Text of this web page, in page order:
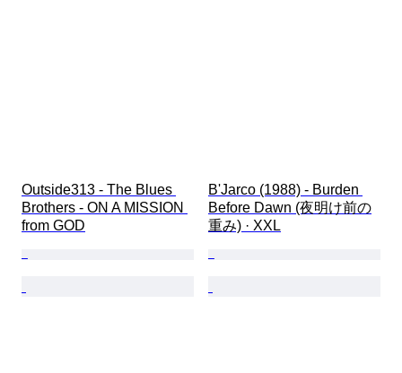
Outside313 - The Blues
Brothers - ON A MISSION
from GOD
B'Jarco (1988) - Burden
Before Dawn (夜明け前の
重み) · XXL